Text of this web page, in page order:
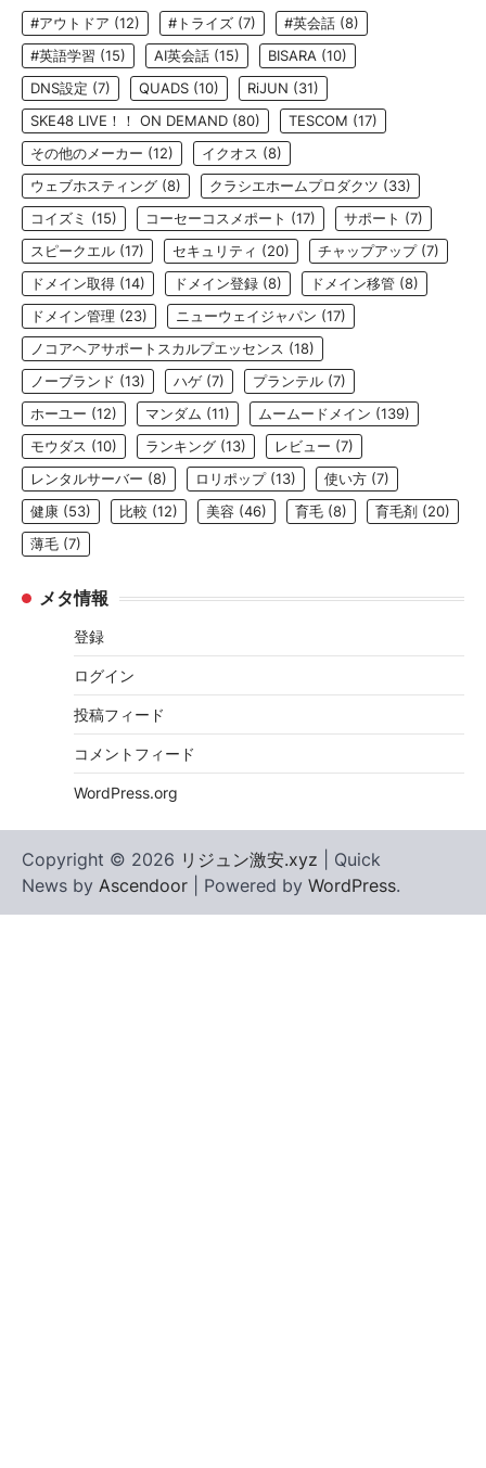
#アウトドア (12) #トライズ (7) #英会話 (8)
#英語学習 (15) AI英会話 (15) BISARA (10)
DNS設定 (7) QUADS (10) RiJUN (31)
SKE48 LIVE！！ ON DEMAND (80) TESCOM (17)
その他のメーカー (12) イクオス (8)
ウェブホスティング (8) クラシエホームプロダクツ (33)
コイズミ (15) コーセーコスメポート (17) サポート (7)
スピークエル (17) セキュリティ (20) チャップアップ(7)
ドメイン取得 (14) ドメイン登録 (8) ドメイン移管 (8)
ドメイン管理 (23) ニューウェイジャパン (17)
ノコアヘアサポートスカルプエッセンス (18)
ノーブランド (13) ハゲ (7) プランテル (7)
ホーユー (12) マンダム (11) ムームードメイン (139)
モウダス (10) ランキング (13) レビュー (7)
レンタルサーバー (8) ロリポップ(13) 使い方 (7)
健康 (53) 比較 (12) 美容 (46) 育毛 (8) 育毛剤 (20)
薄毛 (7)
メタ情報
登録
ログイン
投稿フィード
コメントフィード
WordPress.org
Copyright © 2026 リジュン激安.xyz | Quick
News by Ascendoor | Powered by WordPress.